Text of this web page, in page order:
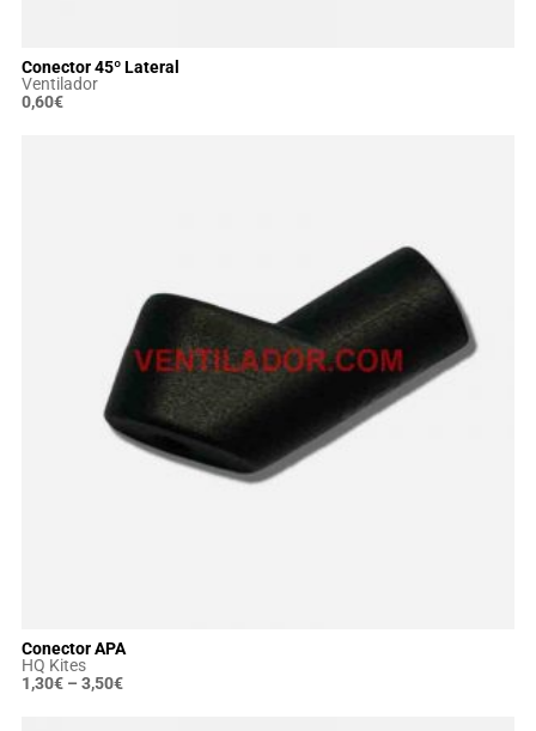
Conector 45º Lateral
Ventilador
0,60€
Conector APA
HQ Kites
1,30€– 3,50€